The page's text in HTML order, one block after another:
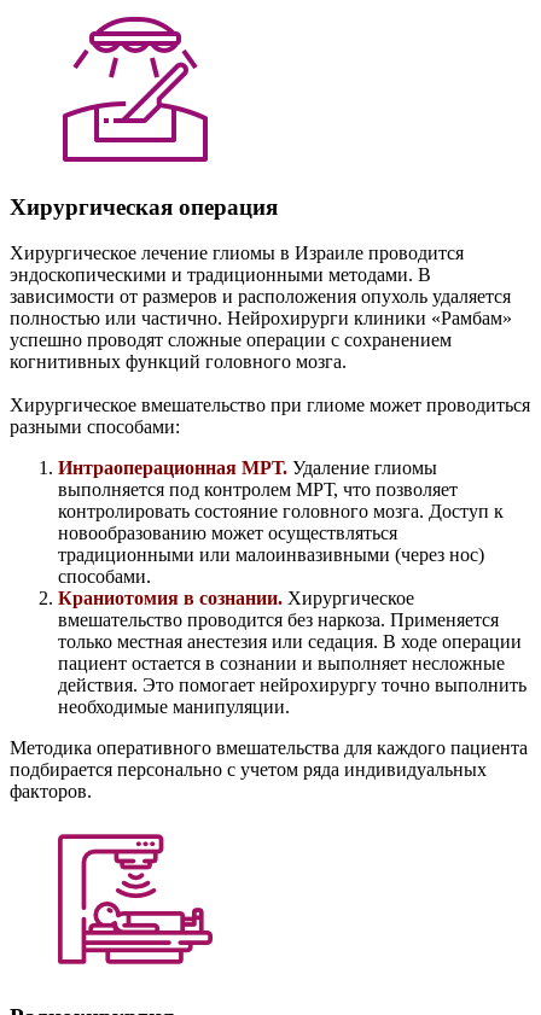
Хирургическая операция
Хирургическое лечение глиомы в Израиле проводится
эндоскопическими и традиционными методами. В
зависимости от размеров и расположения опухоль удаляется
полностью или частично. Нейрохирурги клиники «Рамбам»
успешно проводят сложные операции с сохранением
когнитивных функций головного мозга.
Хирургическое вмешательство при глиоме может проводиться
разными способами:
Интраоперационная МРТ. Удаление глиомы
выполняется под контролем МРТ, что позволяет
контролировать состояние головного мозга. Доступ к
новообразованию может осуществляться
традиционными или малоинвазивными (через нос)
способами.
Краниотомия в сознании. Хирургическое
вмешательство проводится без наркоза. Применяется
только местная анестезия или седация. В ходе операции
пациент остается в сознании и выполняет несложные
действия. Это помогает нейрохирургу точно выполнить
необходимые манипуляции.
Методика оперативного вмешательства для каждого пациента
подбирается персонально с учетом ряда индивидуальных
факторов.